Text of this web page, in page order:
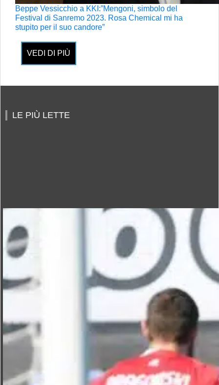
Beppe Vessicchio a KKI:”Mengoni, simbolo del
Festival di Sanremo 2023. Rosa Chemical mi ha
stupito per il suo candore”
VEDI DI PIÙ
LE PIÙ LETTE